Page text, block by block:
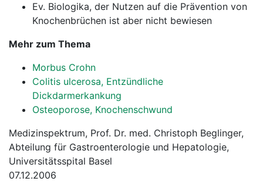
Ev. Biologika, der Nutzen auf die Prävention von
Knochenbrüchen ist aber nicht bewiesen
Mehr zum Thema
Morbus Crohn
Colitis ulcerosa, Entzündliche
Dickdarmerkankung
Osteoporose, Knochenschwund
Medizinspektrum, Prof. Dr. med. Christoph Beglinger,
Abteilung für Gastroenterologie und Hepatologie,
Universitätsspital Basel
07.12.2006